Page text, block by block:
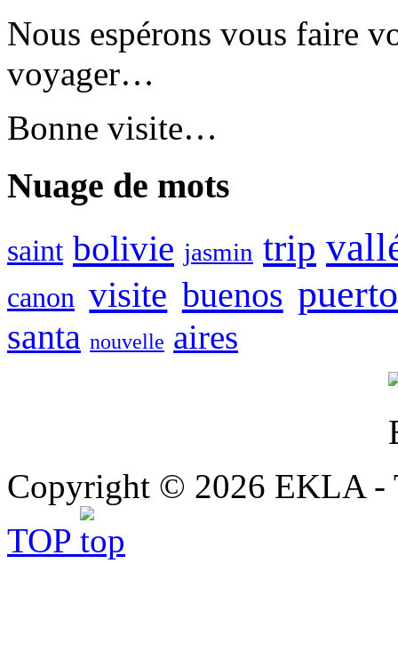
Nous espérons vous faire
voyager…
Bonne visite…
Nuage de mots
saint bolivie jasmin trip
canon visite buenos puerto
santa nouvelle aires
Copyright © 2026 EKLA -
TOP